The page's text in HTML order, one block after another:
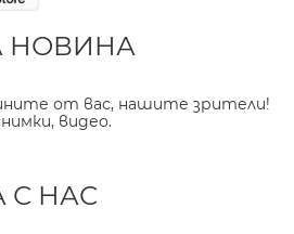
НОВИНА
от вас, нашите зрители!
видео.
С НАС